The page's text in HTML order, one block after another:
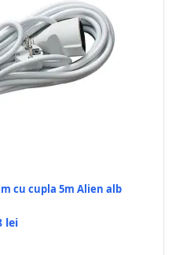
cu cupla 5m Alien alb
lei